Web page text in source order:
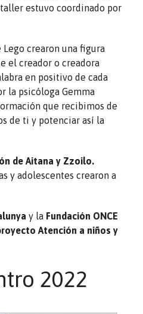
estuvo coordinado por
Lego crearon una figura
el creador o creadora
en positivo de cada
la psicóloga Gemma
que recibimos de
de ti y potenciar así la
de Aitana y Zzoilo.
y adolescentes crearon a
y la Fundación ONCE
Atención a niños y
2022